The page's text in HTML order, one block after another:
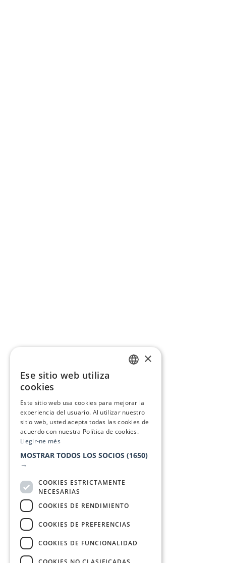
×
Ese sitio web utiliza
cookies
Este sitio web usa cookies para mejorar la
experiencia del usuario. Al utilizar nuestro
sitio web, usted acepta todas las cookies de
acuerdo con nuestra Política de cookies.
Llegir-ne més
MOSTRAR TODOS LOS SOCIOS (1650)
→
COOKIES ESTRICTAMENTE
NECESARIAS
COOKIES DE RENDIMIENTO
COOKIES DE PREFERENCIAS
COOKIES DE FUNCIONALIDAD